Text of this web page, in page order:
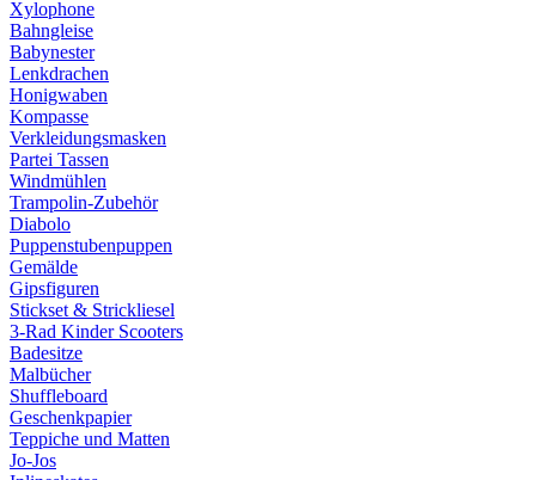
Xylophone
Bahngleise
Babynester
Lenkdrachen
Honigwaben
Kompasse
Verkleidungsmasken
Partei Tassen
Windmühlen
Trampolin-Zubehör
Diabolo
Puppenstubenpuppen
Gemälde
Gipsfiguren
Stickset & Strickliesel
3-Rad Kinder Scooters
Badesitze
Malbücher
Shuffleboard
Geschenkpapier
Teppiche und Matten
Jo-Jos